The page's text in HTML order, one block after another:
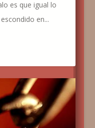
es que igual lo
en...